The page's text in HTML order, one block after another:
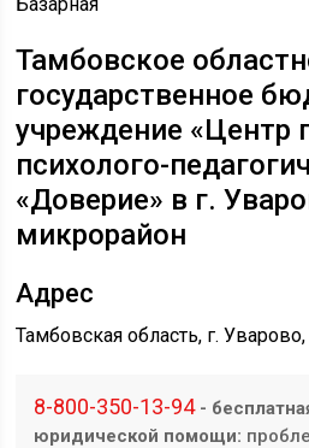
Тамбовское
государственное
учреждение «Центр
психолого-
«Доверие» в г.
микрорайон
Адрес
Тамбовская область, г.
8-800-350-13-94-
юридической помощи: